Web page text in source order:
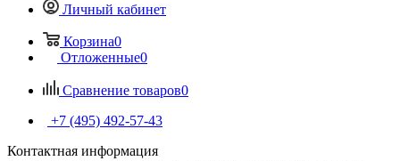
Личный кабинет
Корзина0
Отложенные0
Сравнение товаров0
+7 (495) 492-57-43
Контактная информация